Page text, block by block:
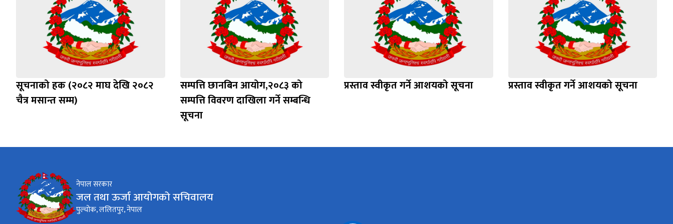
सूचनाको हक (२०८२ माघ देखि २०८२
चैत्र मसान्त सम्म)
सम्पत्ति छानबिन आयोग,२०८३ को
सम्पत्ति विवरण दाखिला गर्ने सम्बन्धि
सूचना
प्रस्ताव स्वीकृत गर्ने आशयको सूचना प्रस्ताव स्वीकृत गर्ने आशयको सूचना
नेपाल सरकार
जल तथा ऊर्जा आयोगको सचिवालय
पुल्चोक, ललितपुर, नेपाल